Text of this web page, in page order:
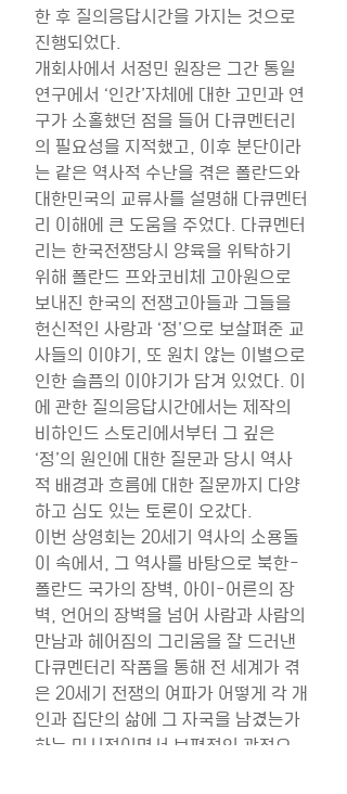
한 후 질의응답시간을 가지는 것으로
진행되었다.
개회사에서 서정민 원장은 그간 통일
연구에서 ‘인간’자체에 대한 고민과 연
구가 소홀했던 점을 들어 다큐멘터리
의 필요성을 지적했고, 이후 분단이라
는 같은 역사적 수난을 겪은 폴란드와
대한민국의 교류사를 설명해 다큐멘터
리 이해에 큰 도움을 주었다. 다큐멘터
리는 한국전쟁당시 양육을 위탁하기
위해 폴란드 프와코비체 고아원으로
보내진 한국의 전쟁고아들과 그들을
헌신적인 사랑과 ‘정’으로 보살펴준 교
사들의 이야기, 또 원치 않는 이별으로
인한 슬픔의 이야기가 담겨 있었다. 이
에 관한 질의응답시간에서는 제작의
비하인드 스토리에서부터 그 깊은
‘정’의 원인에 대한 질문과 당시 역사
적 배경과 흐름에 대한 질문까지 다양
하고 심도 있는 토론이 오갔다.
이번 상영회는 20세기 역사의 소용돌
이 속에서, 그 역사를 바탕으로 북한-
폴란드 국가의 장벽, 아이-어른의 장
벽, 언어의 장벽을 넘어 사람과 사람의
만남과 헤어짐의 그리움을 잘 드러낸
다큐멘터리 작품을 통해 전 세계가 겪
은 20세기 전쟁의 여파가 어떻게 각 개
인과 집단의 삶에 그 자국을 남겼는가
하는 미시적이면서 보편적인 관점으